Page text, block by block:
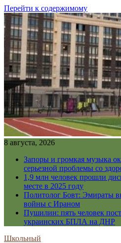
Перейти к содержимому
8 августа, 2026
Запоры и громкая музыка
серьезной проблемы со
1,9 млн человек прошли
месте в 2025 году
Политолог Бовт: Эмираты
войны с Ираном
Пушилин: пять человек
украинских БПЛА на ДНР
Школьный